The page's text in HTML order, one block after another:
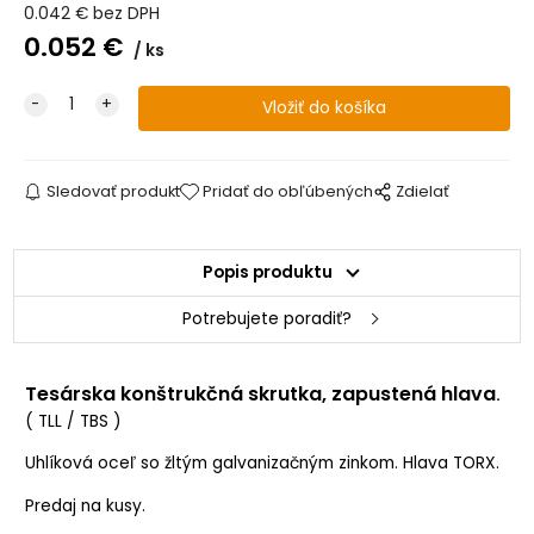
8x100 (bal.50ks)
8x120 (bal.50ks) skladom +250
skladom +250
8x200 (bal.50ks) skladom +150
8x220 (bal.50ks) skladom +198
8x260 (bal.50ks)
0.042€ bez DPH
0.052 € ks
Sledovať produkt Pridať do obľúbených Zdielať
Popis produktu
Potrebujete poradiť?
Tesárska konštrukčná skrutka, zapustená hlava.
( TLL / TBS )
Uhlíková oceľ so žltým galvanizačným zinkom. Hlava TORX.
Predaj na kusy.